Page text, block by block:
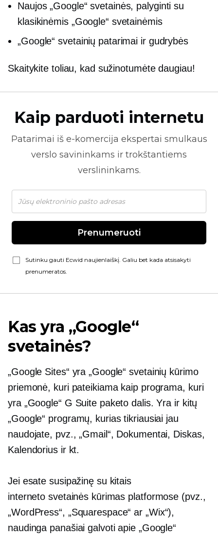
Naujos „Google“ svetainės, palyginti su
klasikinėmis „Google“ svetainėmis
„Google“ svetainių patarimai ir gudrybės
Skaitykite toliau, kad sužinotumėte daugiau!
Kaip parduoti internetu
Patarimai iš e-komercija ekspertai smulkaus
verslo savininkams ir trokštantiems
verslininkams.
Prenumeruoti
Sutinku gauti Ecwid naujienlaiškį. Galiu bet kada atsisakyti
prenumeratos.
Kas yra „Google“
svetainės?
„Google Sites“ yra „Google“ svetainių kūrimo
priemonė, kuri pateikiama kaip programa, kuri
yra „Google“ G Suite paketo dalis. Yra ir kitų
„Google“ programų, kurias tikriausiai jau
naudojate, pvz., „Gmail“, Dokumentai, Diskas,
Kalendorius ir kt.
Jei esate susipažinę su kitais
interneto svetainės kūrimas platformose (pvz.,
„WordPress“, „Squarespace“ ar „Wix“),
naudinga panašiai galvoti apie „Google“